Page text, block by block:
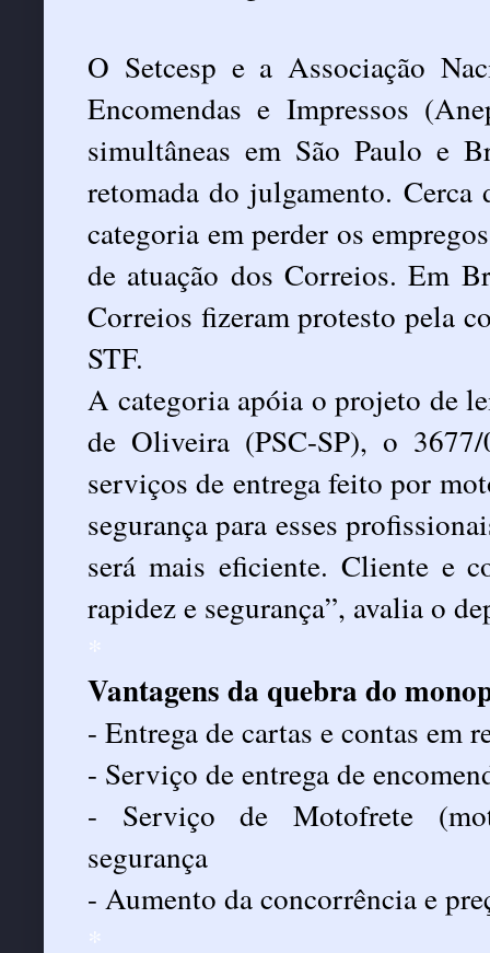
O Setcesp e a Associação
Encomendas e Impressos
simultâneas em São Paulo e
retomada do julgamento. Cerca
categoria em perder os
de atuação dos Correios. Em
Correios fizeram protesto pela
STF.
A categoria apóia o projeto de
de Oliveira (PSC-SP), o
serviços de entrega feito por
segurança para esses
será mais eficiente. Cliente e
rapidez e segurança”, avalia o
*
Vantagens da quebra do
- Entrega de cartas e contas em
- Serviço de entrega de
- Serviço de Motofrete
segurança
- Aumento da concorrência e
*